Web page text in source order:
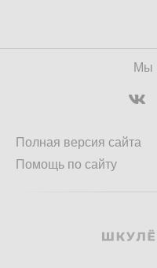
Мы
Полная версия сайта
Помощь по сайту